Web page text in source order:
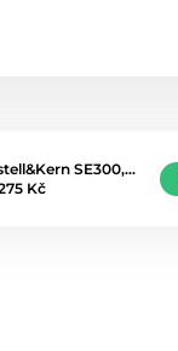
SE300,…
Kč